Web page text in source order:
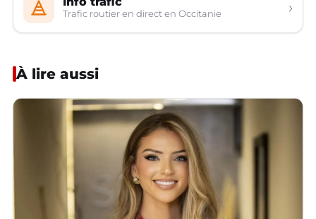
Trafic routier en direct en Occitanie ›
À lire aussi